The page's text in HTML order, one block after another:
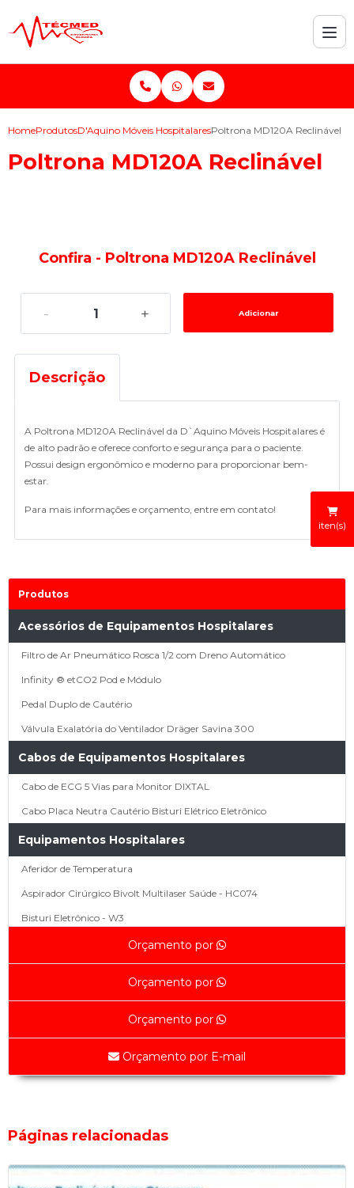
iten(s)
HomeProdutosD'Aquino Móveis HospitalaresPoltrona MD120A Reclinável
Poltrona MD120A Reclinável
Confira - Poltrona MD120A Reclinável
- +
Descrição
A Poltrona MD120A Reclinável da D`Aquino Móveis Hospitalares é
de alto padrão e oferece conforto e segurança para o paciente.
Possui design ergonômico e moderno para proporcionar bem-
estar.
Para mais informações e orçamento, entre em contato!
Produtos
Acessórios de Equipamentos Hospitalares
Filtro de Ar Pneumático Rosca 1/2 com Dreno Automático
Infinity ® etCO2 Pod e Módulo
Pedal Duplo de Cautério
Válvula Exalatória do Ventilador Dräger Savina 300
Cabos de Equipamentos Hospitalares
Cabo de ECG 5 Vias para Monitor DIXTAL
Cabo Placa Neutra Cautério Bisturi Elétrico Eletrônico
Equipamentos Hospitalares
Aferidor de Temperatura
Aspirador Cirúrgico Bivolt Multilaser Saúde - HC074
Bisturi Eletrônico - W3
Bisturi Eletrônico BP-150 - EMAI
Bisturi ValleyLab Force 2 (Recondicionado)
Bisturi WEM SS 500 Tensão de Trabalho 110v
Fonte de Luz Ferrarimedical
Oxímetro de Bancada Micromed
Conectores de Atuadores de Camas Hospitalares
Engate Rápido da Pressão Não Invasiva para Monitor DIXTAL
Orçamento por
Orçamento por
Orçamento por
Orçamento por E-mail
Páginas relacionadas